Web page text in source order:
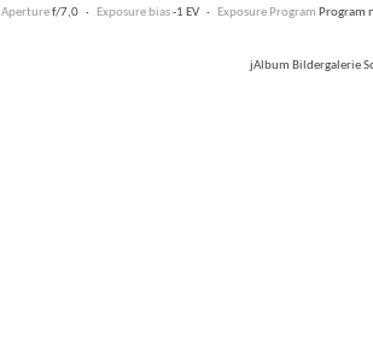
Aperturef/7,0 · Exposure bias-1 EV · Exposure Program Program
jAlbum Bildergalerie